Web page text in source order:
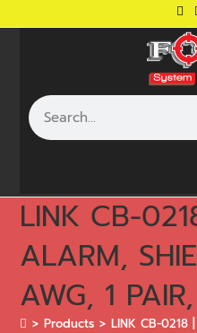
LINK CB-
ALARM,
AWG, 1
> Products > LINK CB-0218 |